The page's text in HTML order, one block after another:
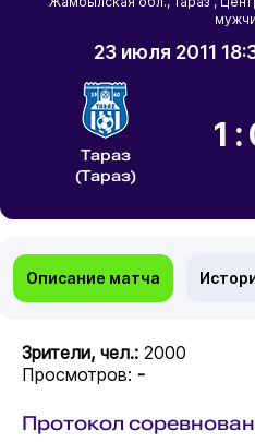
23 июля 2011
Тараз
(Тараз)
Описание матча
Зрители, чел.: 2000
Просмотров: -
Протокол